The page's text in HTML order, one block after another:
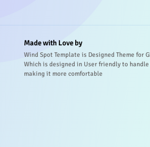
Made with Love by
Wind Spot Template is Designed Theme for
Which is designed in User friendly to
making it more comfortable